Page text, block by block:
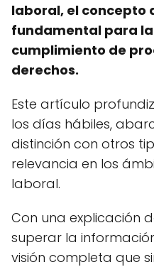
laboral, el concepto
fundamental para
cumplimiento de
derechos.
Este artículo
los días hábiles,
distinción con otros
relevancia en los
laboral.
Con una explicación
superar la
visión completa que